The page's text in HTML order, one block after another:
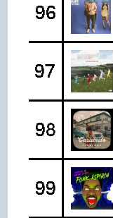
96
97
98
99